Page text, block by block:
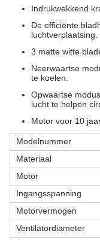
Indrukwekkend
De efficiënte
luchtverplaatsing.
3 matte witte
Neerwaartse
te koelen.
Opwaartse
lucht te helpen
Motor voor 10
Modelnummer
Materiaal
Motor
Ingangsspanning
Motorvermogen
Ventilatordiameter